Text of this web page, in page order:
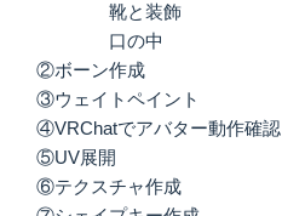
靴と装飾
口の中
②ボーン作成
③ウェイトペイント
④VRChatでアバター動作確認
⑤UV展開
⑥テクスチャ作成